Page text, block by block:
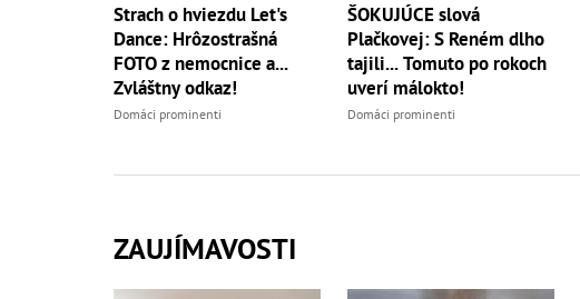
Strach o hviezdu Let's
Dance: Hrôzostrašná
FOTO z nemocnice a...
Zvláštny odkaz!
Domáci prominenti
ŠOKUJÚCE slová
Plačkovej: S Reném dlho
tajili... Tomuto po rokoch
uverí málokto!
Domáci prominenti
ZAUJÍMAVOSTI